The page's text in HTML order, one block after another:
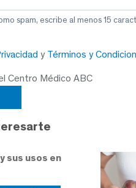
spam, escribe al menos 15
y Términos y
Centro Médico ABC
sus usos en